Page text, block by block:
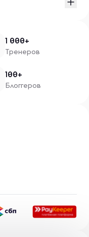
1 000+
Тренеров
100+
Блоггеров